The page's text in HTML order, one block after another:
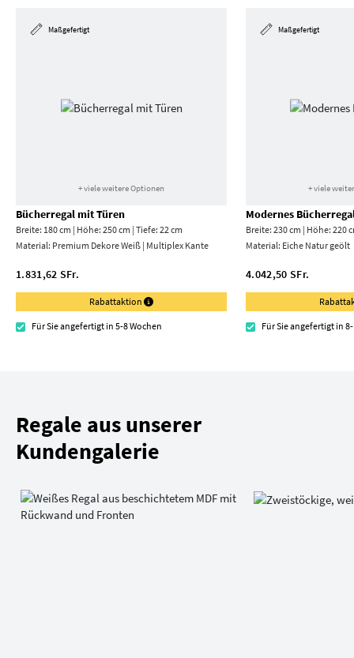
Maßgefertigt
+ viele weitere Optionen
Bücherregal mit Türen
Breite: 180 cm | Höhe: 250 cm | Tiefe: 22 cm
Material: Premium Dekore Weiß | Multiplex Kante
1.831,62 SFr.
Rabattaktion
Für Sie angefertigt in 5-8 Wochen
Maßgefertigt
+ viele
Modernes
Breite: 230 cm | Höhe: 220
Material: Eiche Natur geölt
4.042,50 SFr.
Für Sie angefertigt in
Regale aus unserer
Kundengalerie